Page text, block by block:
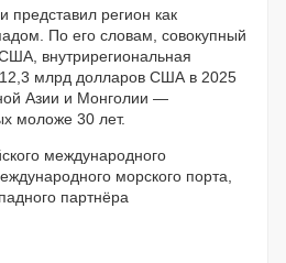
регион как
По его словам, совокупный
внутрирегиональная
12,3 млрд долларов США в 2025
Азии и Монголии —
моложе 30 лет.
международного
морского порта,
партнёра